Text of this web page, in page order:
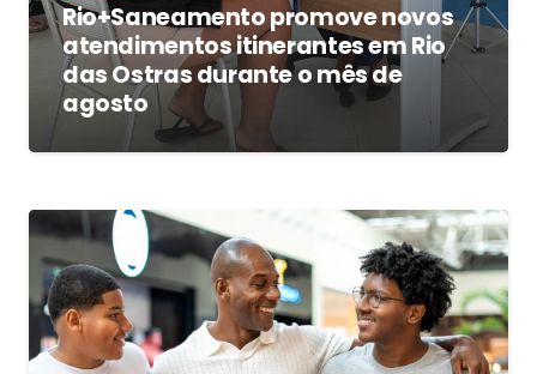
Rio+Saneamento promove novos
atendimentos itinerantes em Rio
das Ostras durante o mês de
agosto